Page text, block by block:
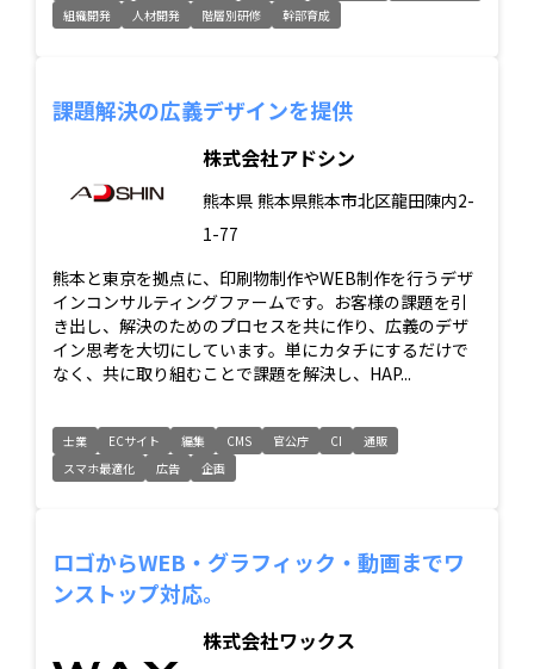
組織開発
人材開発 階層別研修 幹部育成
課題解決の広義デザインを提供
株式会社アドシン
熊本県 熊本県熊本市北区龍田陳内2-
1-77
熊本と東京を拠点に、印刷物制作やWEB制作を行うデザ
インコンサルティングファームです。お客様の課題を引
き出し、解決のためのプロセスを共に作り、広義のデザ
イン思考を大切にしています。単にカタチにするだけで
なく、共に取り組むことで課題を解決し、HAP...
士業 ECサイト 編集 CMS 官公庁 CI
通販
スマホ最適化
広告 企画
ロゴからWEB・グラフィック・動画までワ
ンストップ対応。
株式会社ワックス